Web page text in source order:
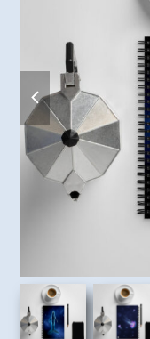
previous
slide